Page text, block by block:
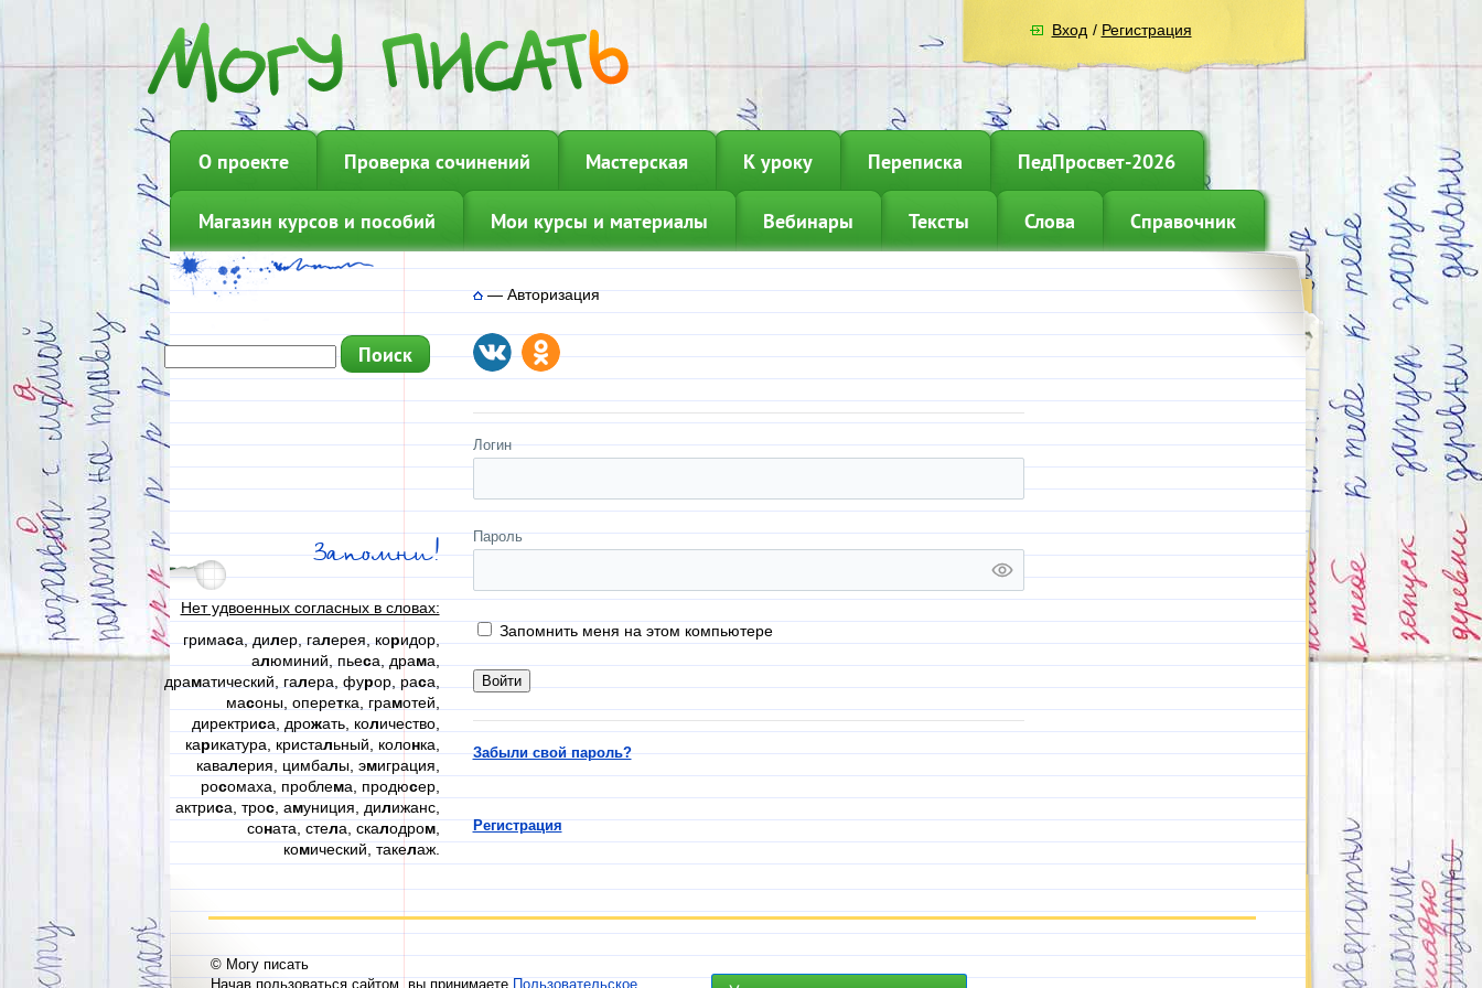
Вход / Регистрация
О проекте Проверка сочинений Мастерская К уроку Переписка ПедПросвет-2026
Магазин курсов и пособий Мои курсы и материалы Вебинары Тексты Слова Справочник
Запомни!
Нет удвоенных согласных в словах:
гримаса, дилер, галерея, коридор,
алюминий, пьеса, драма,
драматический, галера, фурор, раса,
масоны, оперетка, грамотей,
директриса, дрожать, количество,
карикатура, кристальный, колонка,
кавалерия, цимбалы, эмиграция,
росомаха, проблема, продюсер,
актриса, трос, амуниция, дилижанс,
соната, стела, скалодром,
комический, такелаж.
—Авторизация
Логин
Пароль
Запомнить меня на этом компьютере
Забыли свой пароль?
Регистрация
© Могу писать
Начав пользоваться сайтом, вы принимаете Пользовательское